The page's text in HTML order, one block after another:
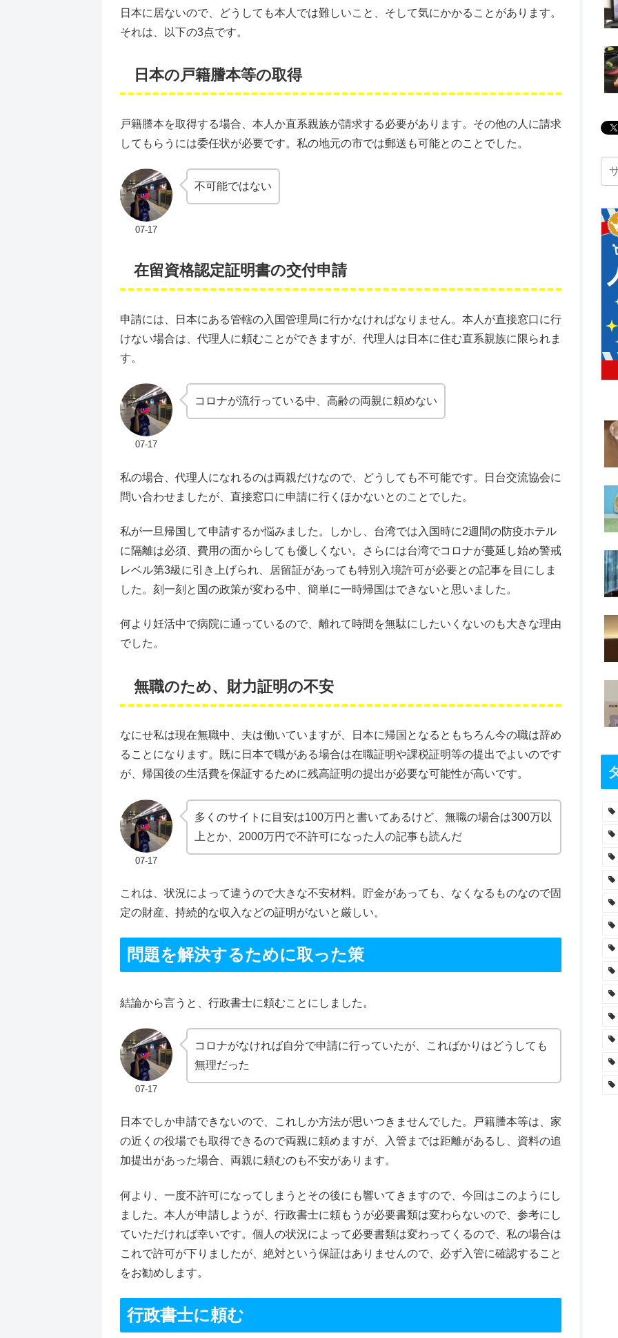
日本に居ないので、どうしても本人では難しいこと、そして気にかかることがあります。
それは、以下の3点です。
日本の戸籍謄本等の取得
戸籍謄本を取得する場合、本人か直系親族が請求する必要があります。その他の人に請求
してもらうには委任状が必要です。私の地元の市では郵送も可能とのことでした。
07-17
不可能ではない
在留資格認定証明書の交付申請
申請には、日本にある管轄の入国管理局に行かなければなりません。本人が直接窓口に行
けない場合は、代理人に頼むことができますが、代理人は日本に住む直系親族に限られま
す。
07-17
コロナが流行っている中、高齢の両親に頼めない
私の場合、代理人になれるのは両親だけなので、どうしても不可能です。日台交流協会に
問い合わせましたが、直接窓口に申請に行くほかないとのことでした。
私が一旦帰国して申請するか悩みました。しかし、台湾では入国時に2週間の防疫ホテル
に隔離は必須、費用の面からしても優しくない。さらには台湾でコロナが蔓延し始め警戒
レベル第3級に引き上げられ、居留証があっても特別入境許可が必要との記事を目にしま
した。刻一刻と国の政策が変わる中、簡単に一時帰国はできないと思いました。
何より妊活中で病院に通っているので、離れて時間を無駄にしたいくないのも大きな理由
でした。
無職のため、財力証明の不安
なにせ私は現在無職中、夫は働いていますが、日本に帰国となるともちろん今の職は辞め
ることになります。既に日本で職がある場合は在職証明や課税証明等の提出でよいのです
が、帰国後の生活費を保証するために残高証明の提出が必要な可能性が高いです。
07-17
多くのサイトに目安は100万円と書いてあるけど、無職の場合は300万以
上とか、2000万円で不許可になった人の記事も読んだ
これは、状況によって違うので大きな不安材料。貯金があっても、なくなるものなので固
定の財産、持続的な収入などの証明がないと厳しい。
問題を解決するために取った策
結論から言うと、行政書士に頼むことにしました。
07-17
コロナがなければ自分で申請に行っていたが、こればかりはどうしても
無理だった
日本でしか申請できないので、これしか方法が思いつきませんでした。戸籍謄本等は、家
の近くの役場でも取得できるので両親に頼めますが、入管までは距離があるし、資料の追
加提出があった場合、両親に頼むのも不安があります。
何より、一度不許可になってしまうとその後にも響いてきますので、今回はこのようにし
ました。本人が申請しようが、行政書士に頼もうが必要書類は変わらないので、参考にし
ていただければ幸いです。個人の状況によって必要書類は変わってくるので、私の場合は
これで許可が下りましたが、絶対という保証はありませんので、必ず入管に確認すること
をお勧めします。
行政書士に頼む